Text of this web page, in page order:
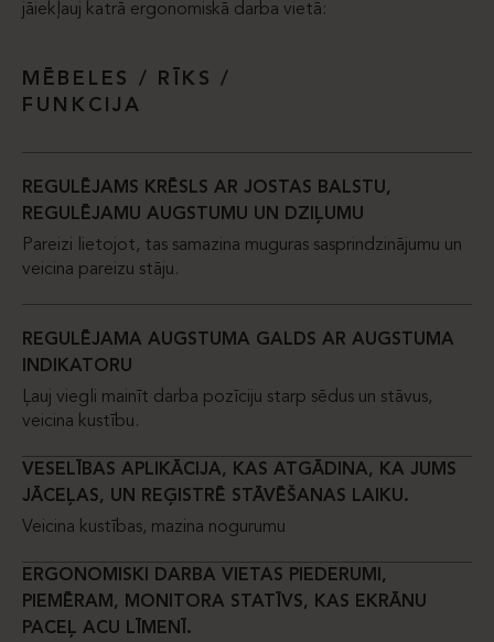
jāiekļauj katrā ergonomiskā darba vietā:
MĒBELES / RĪKS /
FUNKCIJA
REGULĒJAMS KRĒSLS AR JOSTAS BALSTU,
REGULĒJAMU AUGSTUMU UN DZIĻUMU
Pareizi lietojot, tas samazina muguras sasprindzinājumu un
veicina pareizu stāju.
REGULĒJAMA AUGSTUMA GALDS AR AUGSTUMA
INDIKATORU
Ļauj viegli mainīt darba pozīciju starp sēdus un stāvus,
veicina kustību.
VESELĪBAS APLIKĀCIJA, KAS ATGĀDINA, KA JUMS
JĀCEĻAS, UN REĢISTRĒ STĀVĒŠANAS LAIKU.
Veicina kustības, mazina nogurumu
ERGONOMISKI DARBA VIETAS PIEDERUMI,
PIEMĒRAM, MONITORA STATĪVS, KAS EKRĀNU
PACEĻ ACU LĪMENĪ.